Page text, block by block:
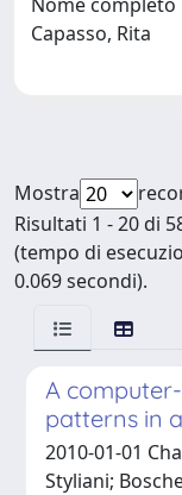
Capasso, Rita
Mostra
Risultati 1 - 20 di
(tempo di
0.069 secondi).
A
patterns in
2010-01-01
Styliani;